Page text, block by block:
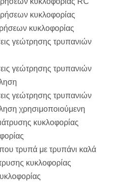
45.3mm 58mm
5.5mm 5.5mm
90mm
κυκλοφορίας
κυκλοφορίας
γεώτρησης τρυπανιών
γεώτρησης τρυπανιών
γεώτρησης τρυπανιών
χρησιμοποιούμενη
κυκλοφορίας
τρυπά με τρυπάνι καλά
κυκλοφορίας